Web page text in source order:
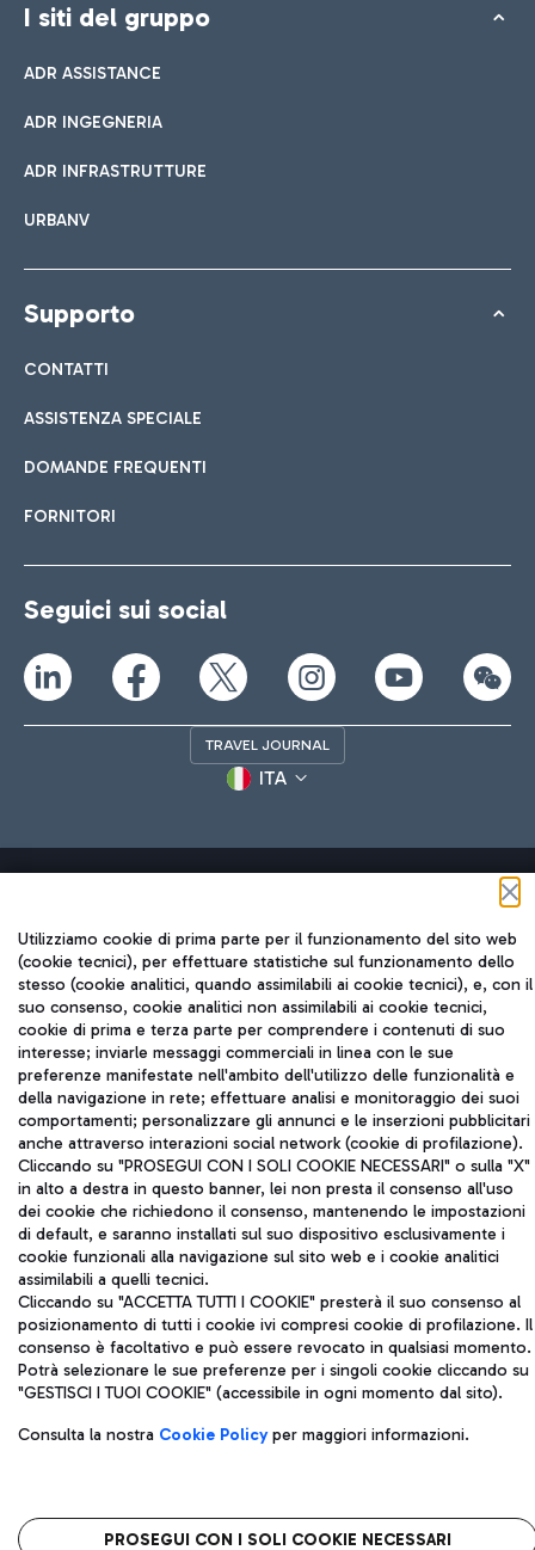
I siti del gruppo
ADR ASSISTANCE
ADR INGEGNERIA
ADR INFRASTRUTTURE
URBANV
Supporto
CONTATTI
ASSISTENZA SPECIALE
DOMANDE FREQUENTI
FORNITORI
Seguici sui social
TRAVEL JOURNAL
ITA
Aeroporti di Roma S.p.A. - Società soggetta a direzione e
coordinamento di Mundys S.p.A.
Codice fiscale e Registro delle Imprese di Roma 13032990155 P.
IVA 06572251004
Capitale sociale 62.224.743,00 int. vers.
Sede legale: Via Pier Paolo Racchetti 1 - 00054 Fiumicino (RM)
telefono +39 06 65951
Privacy policy
Note legali
Mappa sito
Accessibilità
Roma FCO
L'aeroporto stellato
QUALITÀ SOSTENIBILITÀ INNOVAZIONE
Utilizziamo cookie di prima parte per il funzionamento del sito web
(cookie tecnici), per effettuare statistiche sul funzionamento dello
stesso (cookie analitici, quando assimilabili ai cookie tecnici), e, con il
suo consenso, cookie analitici non assimilabili ai cookie tecnici,
cookie di prima e terza parte per comprendere i contenuti di suo
interesse; inviarle messaggi commerciali in linea con le sue
preferenze manifestate nell'ambito dell'utilizzo delle funzionalità e
della navigazione in rete; effettuare analisi e monitoraggio dei suoi
comportamenti; personalizzare gli annunci e le inserzioni pubblicitari
anche attraverso interazioni social network (cookie di profilazione).
Cliccando su "PROSEGUI CON I SOLI COOKIE NECESSARI" o sulla "X"
in alto a destra in questo banner, lei non presta il consenso all'uso
dei cookie che richiedono il consenso, mantenendo le impostazioni
di default, e saranno installati sul suo dispositivo esclusivamente i
cookie funzionali alla navigazione sul sito web e i cookie analitici
assimilabili a quelli tecnici.
Cliccando su "ACCETTA TUTTI I COOKIE" presterà il suo consenso al
posizionamento di tutti i cookie ivi compresi cookie di profilazione. Il
consenso è facoltativo e può essere revocato in qualsiasi momento.
Potrà selezionare le sue preferenze per i singoli cookie cliccando su
"GESTISCI I TUOI COOKIE" (accessibile in ogni momento dal sito).
Consulta la nostra Cookie Policyper maggiori informazioni.
PROSEGUI CON I SOLI COOKIE NECESSARI